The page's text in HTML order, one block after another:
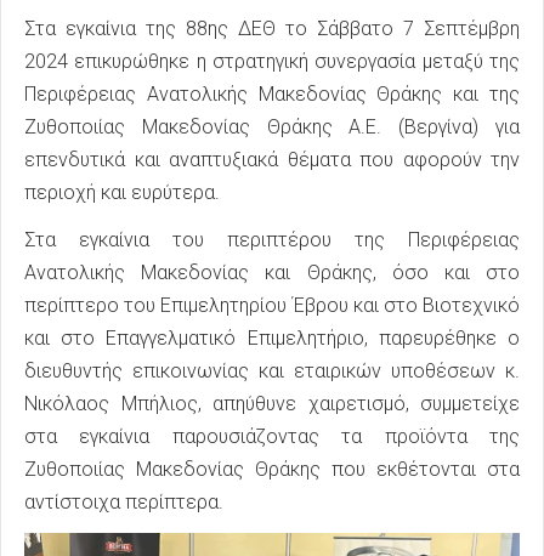
Στα εγκαίνια της 88ης ΔΕΘ το Σάββατο 7 Σεπτέμβρη
2024 επικυρώθηκε η στρατηγική συνεργασία μεταξύ της
Περιφέρειας Ανατολικής Μακεδονίας Θράκης και της
Ζυθοποιίας Μακεδονίας Θράκης Α.Ε. (Βεργίνα) για
επενδυτικά και αναπτυξιακά θέματα που αφορούν την
περιοχή και ευρύτερα.
Στα εγκαίνια του περιπτέρου της Περιφέρειας
Ανατολικής Μακεδονίας και Θράκης, όσο και στο
περίπτερο του Επιμελητηρίου Έβρου και στο Βιοτεχνικό
και στο Επαγγελματικό Επιμελητήριο, παρευρέθηκε ο
διευθυντής επικοινωνίας και εταιρικών υποθέσεων κ.
Νικόλαος Μπήλιος, απηύθυνε χαιρετισμό, συμμετείχε
στα εγκαίνια παρουσιάζοντας τα προϊόντα της
Ζυθοποιίας Μακεδονίας Θράκης που εκθέτονται στα
αντίστοιχα περίπτερα.